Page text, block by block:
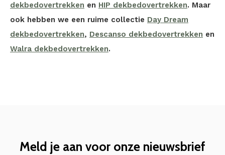
dekbedovertrekken en HIP dekbedovertrekken. Maar
ook hebben we een ruime collectie Day Dream
dekbedovertrekken, Descanso dekbedovertrekken en
Walra dekbedovertrekken.
Meld je aan voor onze nieuwsbrief